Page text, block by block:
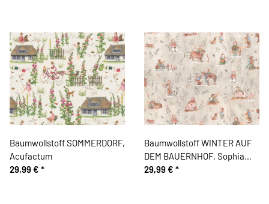
Baumwollstoff SOMMERDORF,
Acufactum
29,99 € *
Baumwollstoff WINTER AUF
DEM BAUERNHOF, Sophia
Drescher, Acufactum
29,99 € *